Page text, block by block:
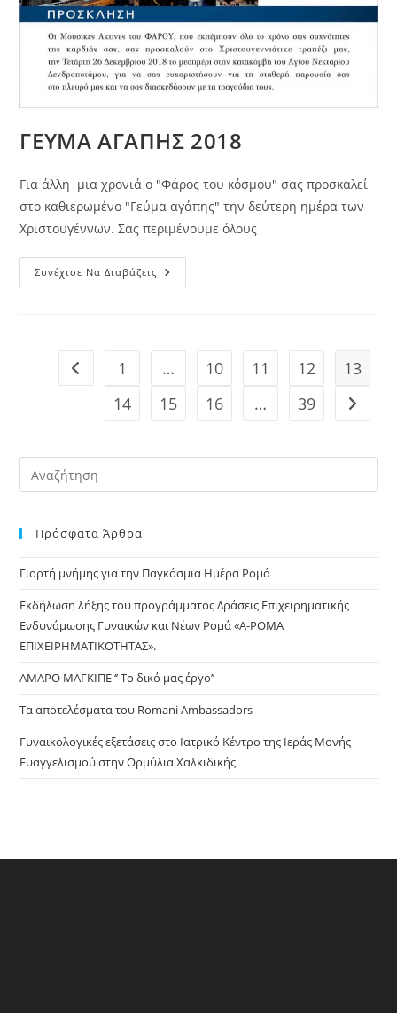
ΓΕΥΜΑ ΑΓΑΠΗΣ 2018
Για άλλη μια χρονιά ο "Φάρος του κόσμου" σας προσκαλεί
στο καθιερωμένο "Γεύμα αγάπης" την δεύτερη ημέρα των
Χριστουγέννων. Σας περιμένουμε όλους
Συνέχισε Να Διαβάζεις ΓΕΥΜΑ
ΑΓΑΠΗΣ
Go to the previous page
1 … 10 11 12
13
14
15 16 … 39 Go to
Πρόσφατα Άρθρα
Γιορτή μνήμης για την Παγκόσμια Ημέρα Ρομά
Εκδήλωση λήξης του προγράμματος Δράσεις Επιχειρηματικής
Ενδυνάμωσης Γυναικών και Νέων Ρομά «Α-ΡΟΜΑ
ΕΠΙΧΕΙΡΗΜΑΤΙΚΟΤΗΤΑΣ».
ΑΜΑΡΟ ΜΑΓΚΙΠΕ ‘’ Το δικό μας έργο’’
Τα αποτελέσματα του Romani Ambassadors
Γυναικολογικές εξετάσεις στο Ιατρικό Κέντρο της Ιεράς Μονής
Ευαγγελισμού στην Ορμύλια Χαλκιδικής